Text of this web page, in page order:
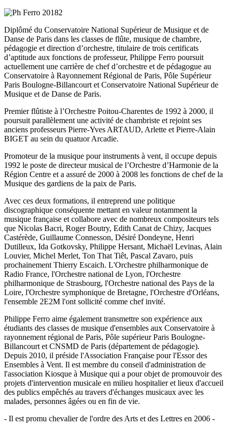
Diplômé du Conservatoire National Supérieur de Musique et de
Danse de Paris dans les classes de flûte, musique de chambre,
pédagogie et direction d’orchestre, titulaire de trois certificats
d’aptitude aux fonctions de professeur, Philippe Ferro poursuit
actuellement une carrière de chef d’orchestre et de pédagogue au
Conservatoire à Rayonnement Régional de Paris, Pôle Supérieur
Paris Boulogne-Billancourt et Conservatoire National Supérieur de
Musique et de Danse de Paris.
Premier flûtiste à l’Orchestre Poitou-Charentes de 1992 à 2000, il
poursuit parallèlement une activité de chambriste et rejoint ses
anciens professeurs Pierre-Yves ARTAUD, Arlette et Pierre-Alain
BIGET au sein du quatuor Arcadie.
Promoteur de la musique pour instruments à vent, il occupe depuis
1992 le poste de directeur musical de l’Orchestre d’Harmonie de la
Région Centre et a assuré de 2000 à 2008 les fonctions de chef de la
Musique des gardiens de la paix de Paris.
Avec ces deux formations, il entreprend une politique
discographique conséquente mettant en valeur notamment la
musique française et collabore avec de nombreux compositeurs tels
que Nicolas Bacri, Roger Boutry, Edith Canat de Chizy, Jacques
Castérède, Guillaume Connesson, Désiré Dondeyne, Henri
Dutilleux, Ida Gotkovsky, Philippe Hersant, Michaël Levinas, Alain
Louvier, Michel Merlet, Ton That Tiêt, Pascal Zavaro, puis
prochainement Thierry Escaich. L'Orchestre philharmonique de
Radio France, l'Orchestre national de Lyon, l'Orchestre
philharmonique de Strasbourg, l'Orchestre national des Pays de la
Loire, l'Orchestre symphonique de Bretagne, l'Orchestre d'Orléans,
l'ensemble 2E2M l'ont sollicité comme chef invité.
Philippe Ferro aime également transmettre son expérience aux
étudiants des classes de musique d'ensembles aux Conservatoire à
rayonnement régional de Paris, Pôle supérieur Paris Boulogne-
Billancourt et CNSMD de Paris (département de pédagogie).
Depuis 2010, il préside l'Association Française pour l'Essor des
Ensembles à Vent. Il est membre du conseil d'administration de
l'association Kiosque à Musique qui a pour objet de promouvoir des
projets d'intervention musicale en milieu hospitalier et lieux d'accueil
des publics empêchés au travers d'échanges musicaux avec les
malades, personnes âgées ou en fin de vie.
- Il est promu chevalier de l'ordre des Arts et des Lettres en 2006 -